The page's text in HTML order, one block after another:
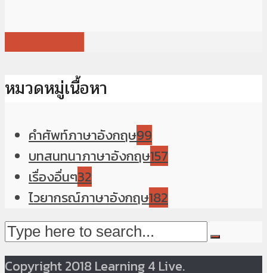
หมวดหมู่เนื้อหา
คำศัพท์ภาษาอังกฤษ99
บทสนทนาภาษาอังกฤษ157
เรื่องอื่นๆ32
ไวยากรณ์ภาษาอังกฤษ182
Copyright 2018 Learning 4 Live.